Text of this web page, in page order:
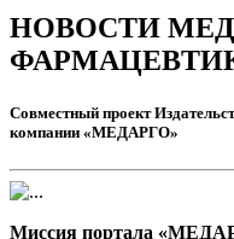
НОВОСТИ
Совместный проект
компании «МЕДАРГО»
Миссия портала